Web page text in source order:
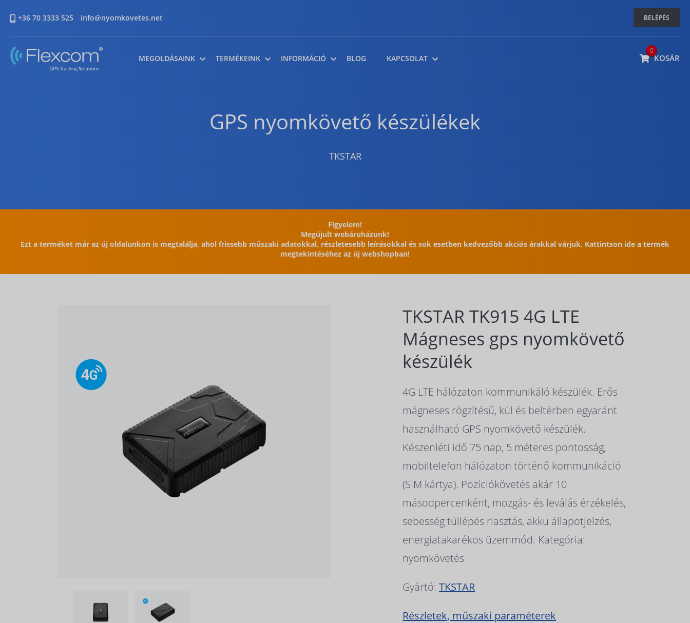
+36 70 3333 525 info@nyomkovetes.net BELÉPÉS
MEGOLDÁSAINK TERMÉKEINK INFORMÁCIÓ BLOG KAPCSOLAT
0
KOSÁR
GPS nyomkövető készülékek
TKSTAR
Figyelem!
Megújult webáruházunk!
Ezt a terméket már az új oldalunkon is megtalálja, ahol frissebb műszaki adatokkal, részletesebb leírásokkal és sok esetben kedvezőbb akciós árakkal várjuk. Kattintson ide a termék
megtekintéséhez az új webshopban!
TKSTAR TK915 4G LTE
Mágneses gps nyomkövető
készülék
4G LTE hálózaton kommunikáló készülék. Erős
mágneses rögzítésű, kül és beltérben egyaránt
használható GPS nyomkövető készülék.
Készenléti idő 75 nap, 5 méteres pontosság,
mobiltelefon hálózaton történő kommunikáció
(SIM kártya). Pozíciókövetés akár 10
másodpercenként, mozgás- és leválás érzékelés,
sebesség túllépés riasztás, akku állapotjelzés,
energiatakarékos üzemmód. Kategória:
nyomkövetés
Gyártó: TKSTAR
Részletek, műszaki paraméterek